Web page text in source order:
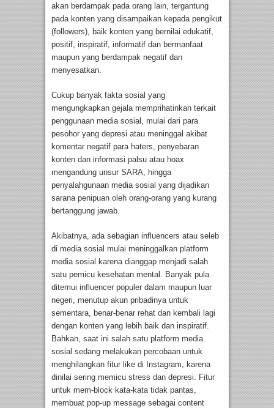
akan berdampak pada orang lain, tergantung
pada konten yang disampaikan kepada pengikut
(followers), baik konten yang bernilai edukatif,
positif, inspiratif, informatif dan bermanfaat
maupun yang berdampak negatif dan
menyesatkan.
Cukup banyak fakta sosial yang
mengungkapkan gejala memprihatinkan terkait
penggunaan media sosial, mulai dari para
pesohor yang depresi atau meninggal akibat
komentar negatif para haters, penyebaran
konten dan informasi palsu atau hoax
mengandung unsur SARA, hingga
penyalahgunaan media sosial yang dijadikan
sarana penipuan oleh orang-orang yang kurang
bertanggung jawab.
Akibatnya, ada sebagian influencers atau seleb
di media sosial mulai meninggalkan platform
media sosial karena dianggap menjadi salah
satu pemicu kesehatan mental. Banyak pula
ditemui influencer populer dalam maupun luar
negeri, menutup akun pribadinya untuk
sementara, benar-benar rehat dan kembali lagi
dengan konten yang lebih baik dan inspiratif.
Bahkan, saat ini salah satu platform media
sosial sedang melakukan percobaan untuk
menghilangkan fitur like di Instagram, karena
dinilai sering memicu stress dan depresi. Fitur
untuk mem-block kata-kata tidak pantas,
membuat pop-up message sebagai content